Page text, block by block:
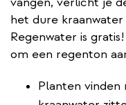
het dure
Regenwater is
om een regenton
Planten vinden